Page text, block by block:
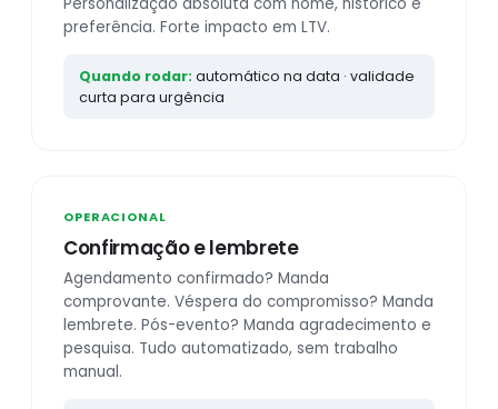
preferência. Forte impacto em LTV.
Quando rodar: automático na data · validade
curta para urgência
OPERACIONAL
Confirmação e lembrete
Agendamento confirmado? Manda
comprovante. Véspera do compromisso? Manda
lembrete. Pós-evento? Manda agradecimento e
pesquisa. Tudo automatizado, sem trabalho
manual.